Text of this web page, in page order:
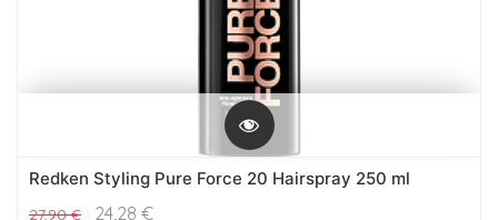
Redken Styling Pure Force 20 Hairspray 250 ml
27,90€ 24,28 €